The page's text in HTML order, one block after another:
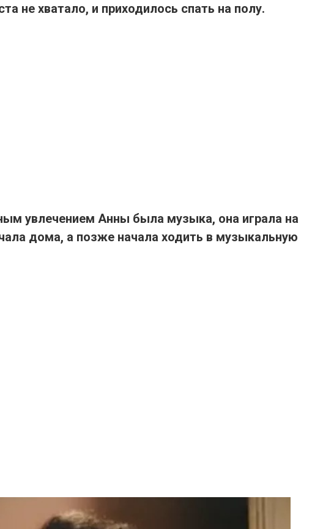
не хватало, и приходилось спать на полу.
увлечением Анны была музыка, она играла на
дома, а позже начала ходить в музыкальную